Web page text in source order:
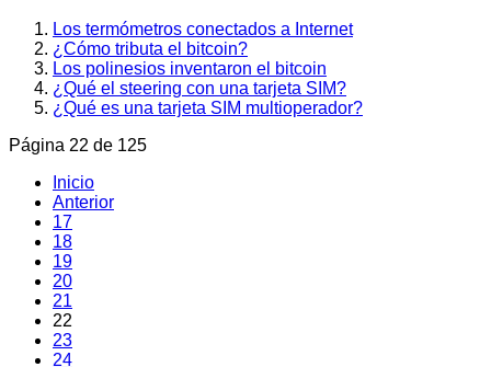
Los termómetros conectados a Internet
¿Cómo tributa el bitcoin?
Los polinesios inventaron el bitcoin
¿Qué el steering con una tarjeta SIM?
¿Qué es una tarjeta SIM multioperador?
Página 22 de 125
Inicio
Anterior
17
18
19
20
21
22
23
24